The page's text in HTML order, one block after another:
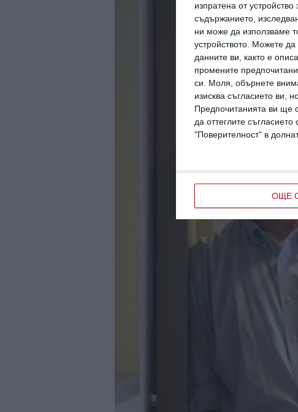
изпратена от
съдържанието,
ни може да използваме
устройството. Можете
данните ви, както е
промените
си.
Моля, обърнете
изисква съгласието ви,
Предпочитанията ви ще
да оттеглите
"Поверителност" в
ОЩЕ